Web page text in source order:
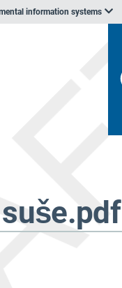
information systems